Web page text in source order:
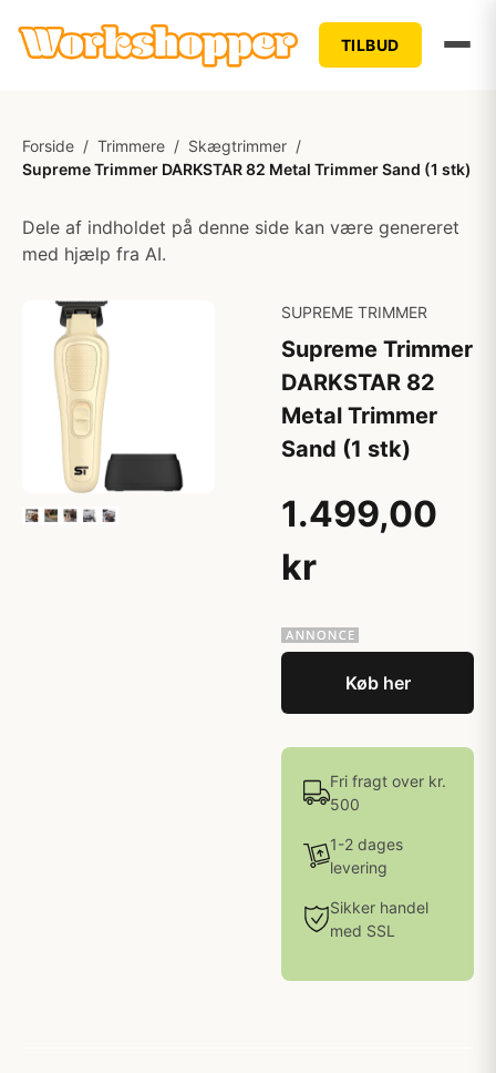
TILBUD
Forside / Trimmere / Skægtrimmer /
Supreme Trimmer DARKSTAR 82 Metal Trimmer Sand (1 stk)
Dele af indholdet på denne side kan være genereret
med hjælp fra AI.
SUPREME TRIMMER
Supreme Trimmer
DARKSTAR 82
Metal Trimmer
Sand (1 stk)
1.499,00
kr
Køb her
Fri fragt over kr.
500
1-2 dages
levering
Sikker handel
med SSL